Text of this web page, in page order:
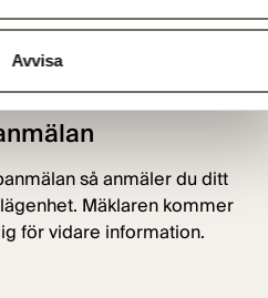
Avvisa
så anmäler du ditt
Mäklaren kommer
för vidare information.